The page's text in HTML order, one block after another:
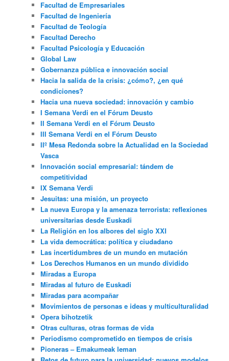
Facultad de Empresariales
Facultad de Ingeniería
Facultad de Teología
Facultad Derecho
Facultad Psicología y Educación
Global Law
Gobernanza pública e innovación social
Hacia la salida de la crisis: ¿cómo?, ¿en qué
condiciones?
Hacia una nueva sociedad: innovación y cambio
I Semana Verdi en el Fórum Deusto
II Semana Verdi en el Fórum Deusto
III Semana Verdi en el Fórum Deusto
IIº Mesa Redonda sobre la Actualidad en la Sociedad
Vasca
Innovación social empresarial: tándem de
competitividad
IX Semana Verdi
Jesuitas: una misión, un proyecto
La nueva Europa y la amenaza terrorista: reflexiones
universitarias desde Euskadi
La Religión en los albores del siglo XXI
La vida democrática: política y ciudadano
Las incertidumbres de un mundo en mutación
Los Derechos Humanos en un mundo dividido
Miradas a Europa
Miradas al futuro de Euskadi
Miradas para acompañar
Movimientos de personas e ideas y multiculturalidad
Opera bihotzetik
Otras culturas, otras formas de vida
Periodismo comprometido en tiempos de crisis
Pioneras – Emakumeak leman